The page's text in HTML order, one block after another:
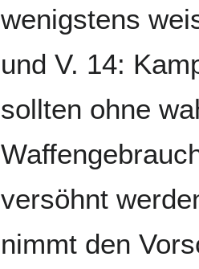
wenigstens
und V. 14:
sollten ohne
versöhnt
nimmt den